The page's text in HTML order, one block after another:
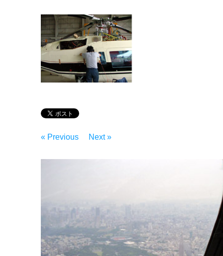
« Previous Next »